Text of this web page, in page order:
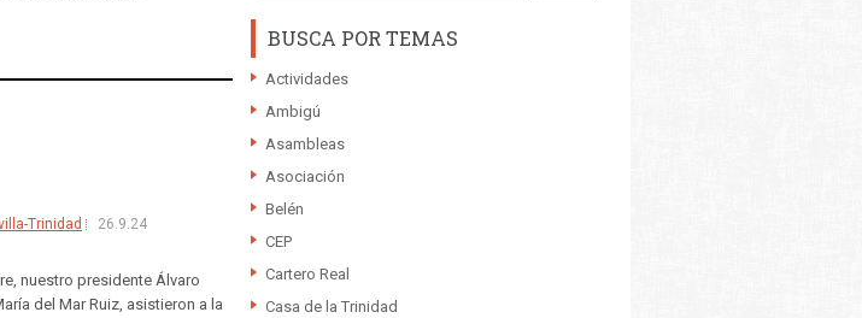
Trinidad
26.9.24
nuestro presidente Álvaro
del Mar Ruiz, asistieron a la
BUSCA POR TEMAS
Actividades
Ambigú
Asambleas
Asociación
Belén
CEP
Cartero Real
Casa de la Trinidad